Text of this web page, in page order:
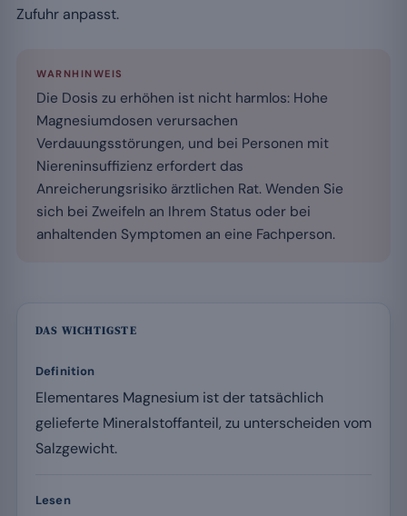
Zufuhr anpasst.
WARNHINWEIS
Die Dosis zu erhöhen ist nicht harmlos: Hohe
Magnesiumdosen verursachen
Verdauungsstörungen, und bei Personen mit
Niereninsuffizienz erfordert das
Anreicherungsrisiko ärztlichen Rat. Wenden Sie
sich bei Zweifeln an Ihrem Status oder bei
anhaltenden Symptomen an eine Fachperson.
DAS WICHTIGSTE
Definition
Elementares Magnesium ist der tatsächlich
gelieferte Mineralstoffanteil, zu unterscheiden vom
Salzgewicht.
Lesen